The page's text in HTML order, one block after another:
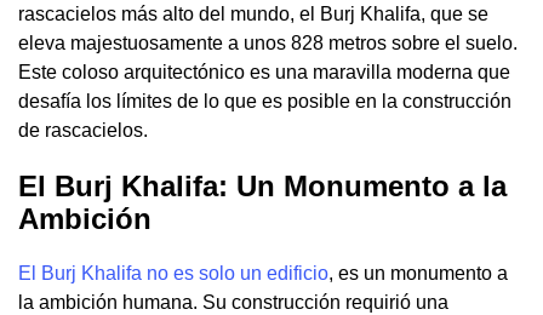
rascacielos más alto del mundo, el Burj Khalifa, que se
eleva majestuosamente a unos 828 metros sobre el suelo.
Este coloso arquitectónico es una maravilla moderna que
desafía los límites de lo que es posible en la construcción
de rascacielos.
El Burj Khalifa: Un Monumento a la
Ambición
El Burj Khalifa no es solo un edificio, es un monumento a
la ambición humana. Su construcción requirió una